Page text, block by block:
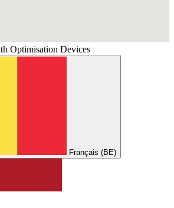
Optimisation Devices
Français (BE)